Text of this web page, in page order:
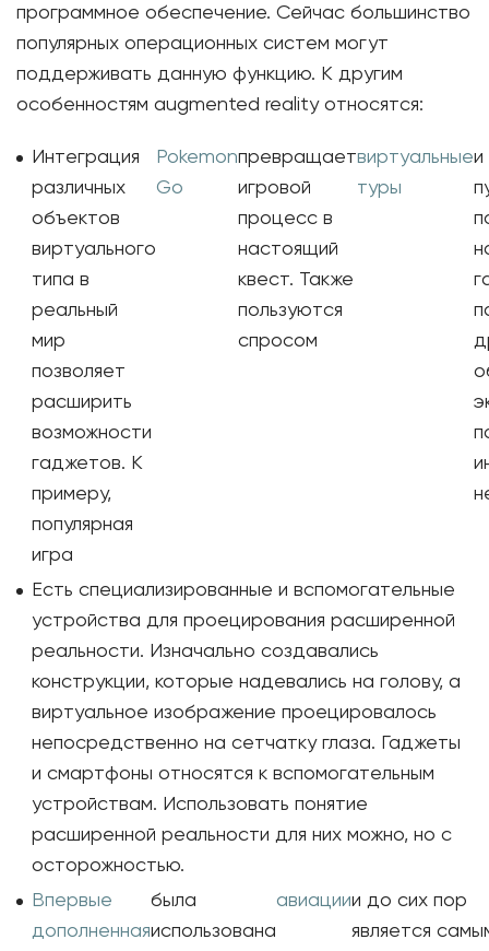
программное обеспечение. Сейчас большинство
популярных операционных систем могут
поддерживать данную функцию. К другим
особенностям augmented reality относятся:
Интеграция
различных
объектов
виртуального
типа в
реальный
мир
позволяет
расширить
возможности
гаджетов. К
примеру,
популярная
игра
Pokemon
Go
превращает
игровой
процесс в
настоящий
квест. Также
пользуются
спросом
виртуальные
туры
и
Есть специализированные и вспомогательные
устройства для проецирования расширенной
реальности. Изначально создавались
конструкции, которые надевались на голову, а
виртуальное изображение проецировалось
непосредственно на сетчатку глаза. Гаджеты
и смартфоны относятся к вспомогательным
устройствам. Использовать понятие
расширенной реальности для них можно, но с
осторожностью.
Впервые
дополненная
была
использована
авиациии до сих пор
является